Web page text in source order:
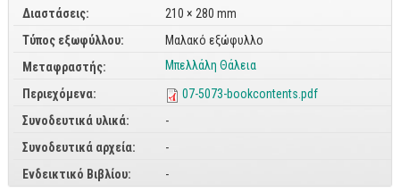
CorelDraw
3ds max
AutoCAD
Πολυμέσα - DTP
Διαστάσεις:
210 × 280 mm
Τύπος εξωφύλλου:
Μαλακό εξώφυλλο
Μεταφραστής:
Μπελλάλη Θάλεια
Περιεχόμενα:
07-5073-bookcontents.pdf
Συνοδευτικά υλικά:
-
Συνοδευτικά αρχεία:
-
Ενδεικτικό Βιβλίου:
-